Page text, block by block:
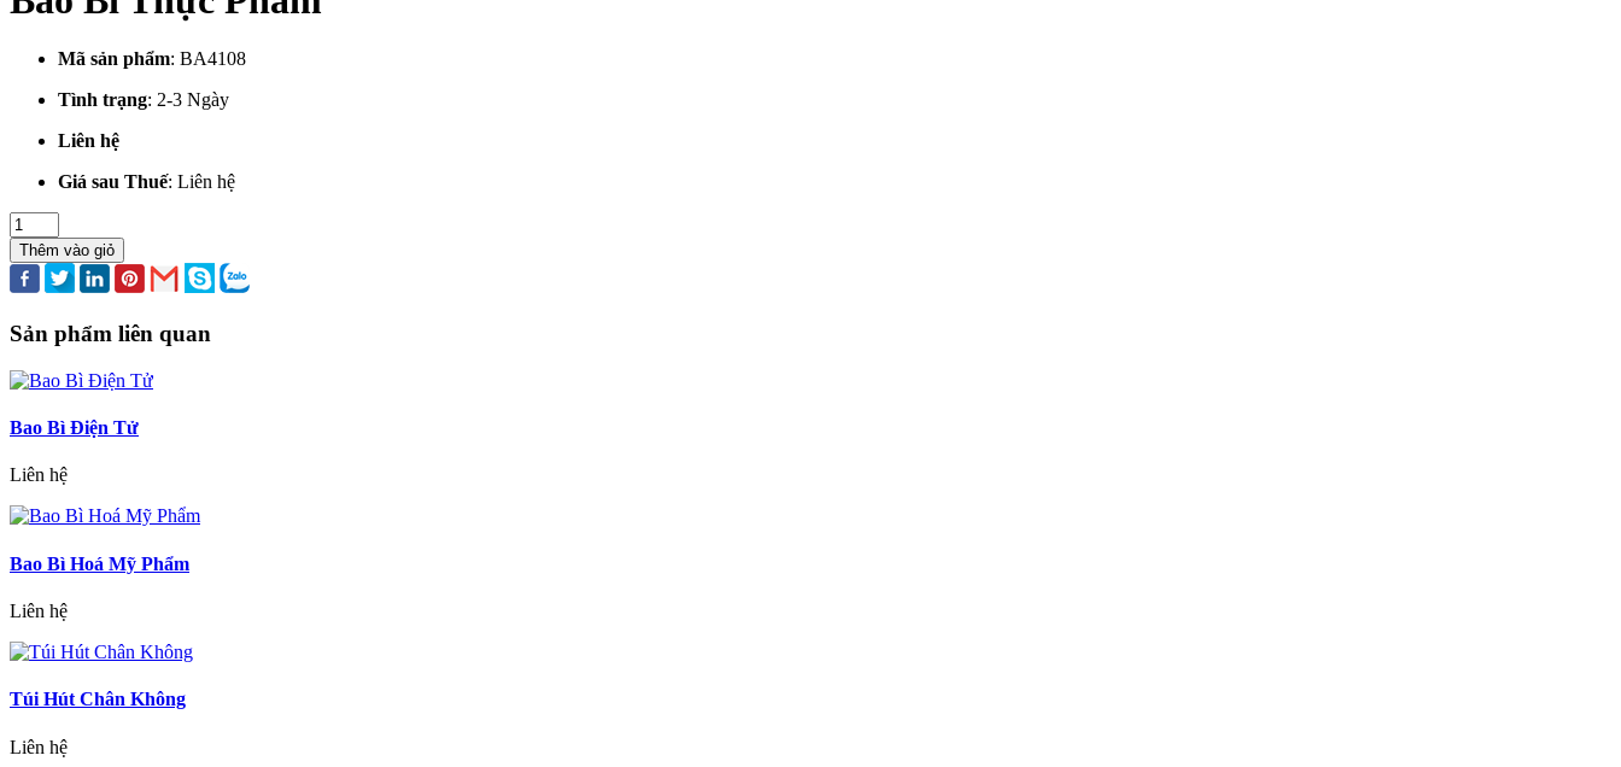
Mã sản phẩm: BA4108
Tình trạng: 2-3 Ngày
Liên hệ
Giá sau Thuế: Liên hệ
Thêm vào giỏ
Sản phẩm liên quan
Bao Bì Điện Tử
Liên hệ
Bao Bì Hoá Mỹ Phẩm
Liên hệ
Túi Hút Chân Không
Liên hệ